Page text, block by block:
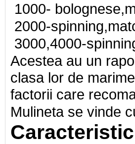
1000-
2000-
3000,4000-
Acestea au un
clasa lor de
factorii care
Mulineta se vinde